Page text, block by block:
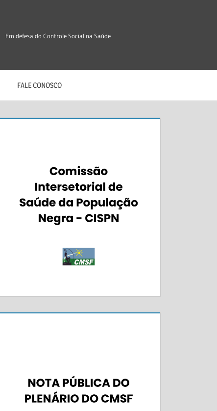
Em defesa do Controle Social na Saúde
FALE CONOSCO